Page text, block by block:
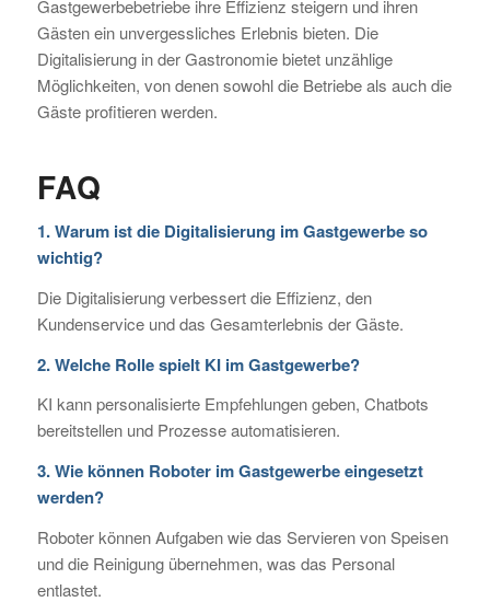
Gastgewerbebetriebe ihre Effizienz steigern und ihren
Gästen ein unvergessliches Erlebnis bieten. Die
Digitalisierung in der Gastronomie bietet unzählige
Möglichkeiten, von denen sowohl die Betriebe als auch die
Gäste profitieren werden.
FAQ
1. Warum ist die Digitalisierung im Gastgewerbe so
wichtig?
Die Digitalisierung verbessert die Effizienz, den
Kundenservice und das Gesamterlebnis der Gäste.
2. Welche Rolle spielt KI im Gastgewerbe?
KI kann personalisierte Empfehlungen geben, Chatbots
bereitstellen und Prozesse automatisieren.
3. Wie können Roboter im Gastgewerbe eingesetzt
werden?
Roboter können Aufgaben wie das Servieren von Speisen
und die Reinigung übernehmen, was das Personal
entlastet.